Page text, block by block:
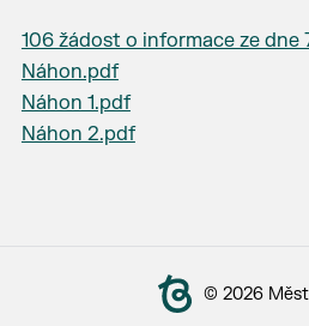
106 žádost o informace ze
Náhon.pdf
Náhon 1.pdf
Náhon 2.pdf
© 2026